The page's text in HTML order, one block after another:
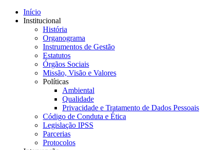
Início
Institucional
História
Organograma
Instrumentos de Gestão
Estatutos
Órgãos Sociais
Missão, Visão e Valores
Políticas
Ambiental
Qualidade
Privacidade e Tratamento de Dados Pessoais
Código de Conduta e Ética
Legislação IPSS
Parcerias
Protocolos